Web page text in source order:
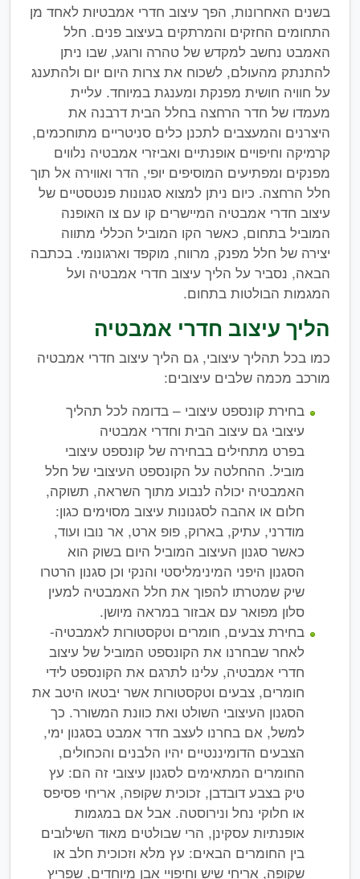
בשנים האחרונות, הפך עיצוב חדרי אמבטיות לאחד מן
התחומים החזקים והמרתקים בעיצוב פנים. חלל
האמבט נחשב למקדש של טהרה ורוגע, שבו ניתן
להתנתק מהעולם, לשכוח את צרות היום יום ולהתענג
על חוויה חושית מפנקת ומענגת במיוחד. עליית
מעמדו של חדר הרחצה בחלל הבית דרבנה את
היצרנים והמעצבים לתכנן כלים סניטריים מתוחכמים,
קרמיקה וחיפויים אופנתיים ואביזרי אמבטיה נלווים
מפנקים ומפתיעים המוסיפים יופי, הדר ואווירה אל תוך
חלל הרחצה. כיום ניתן למצוא סגנונות פנטסטיים של
עיצוב חדרי אמבטיה המיישרים קו עם צו האופנה
המוביל בתחום, כאשר הקו המוביל הכללי מתווה
יצירה של חלל מפנק, מרווח, מוקפד וארגונומי. בכתבה
הבאה, נסביר על הליך עיצוב חדרי אמבטיה ועל
המגמות הבולטות בתחום.
הליך עיצוב חדרי אמבטיה
כמו בכל תהליך עיצובי, גם הליך עיצוב חדרי אמבטיה
מורכב מכמה שלבים עיצובים:
בחירת קונספט עיצובי – בדומה לכל תהליך
עיצובי גם עיצוב הבית וחדרי אמבטיה
בפרט מתחילים בבחירה של קונספט עיצובי
מוביל. ההחלטה על הקונספט העיצובי של חלל
האמבטיה יכולה לנבוע מתוך השראה, תשוקה,
חלום או אהבה לסגנונות עיצוב מסוימים כגון:
מודרני, עתיק, בארוק, פופ ארט, אר נובו ועוד,
כאשר סגנון העיצוב המוביל היום בשוק הוא
הסגנון היפני המינימליסטי והנקי וכן סגנון הרטרו
שיק שמטרתו להפוך את חלל האמבטיה למעין
סלון מפואר עם אבזור במראה מיושן.
בחירת צבעים, חומרים וטקסטורות לאמבטיה-
לאחר שבחרנו את הקונספט המוביל של עיצוב
חדרי אמבטיה, עלינו לתרגם את הקונספט לידי
חומרים, צבעים וטקסטורות אשר יבטאו היטב את
הסגנון העיצובי השולט ואת כוונת המשורר. כך
למשל, אם בחרנו לעצב חדר אמבט בסגנון ימי,
הצבעים הדומיננטיים יהיו הלבנים והכחולים,
החומרים המתאימים לסגנון עיצובי זה הם: עץ
טיק בצבע דובדבן, זכוכית שקופה, אריחי פסיפס
או חלוקי נחל ונירוסטה. אבל אם במגמות
אופנתיות עסקינן, הרי שבולטים מאוד השילובים
בין החומרים הבאים: עץ מלא וזכוכית חלב או
שקופה, אריחי שיש וחיפויי אבן מיוחדים, שפריץ